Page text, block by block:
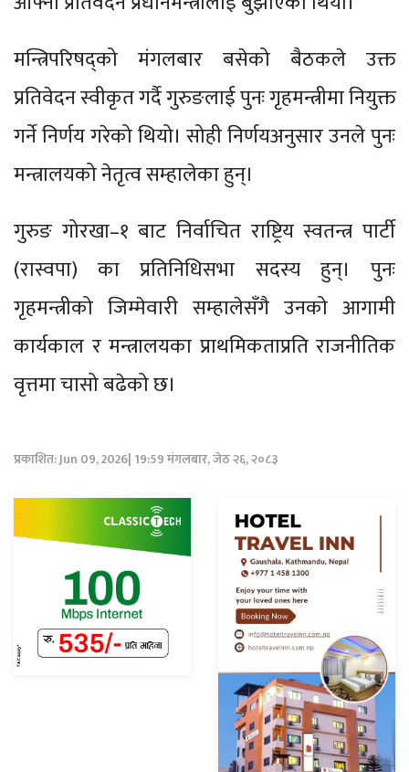
मन्त्रिपरिषद्को मंगलबार बसेको बैठकले उक्त
प्रतिवेदन स्वीकृत गर्दै गुरुङलाई पुनः गृहमन्त्रीमा नियुक्त
गर्ने निर्णय गरेको थियो। सोही निर्णयअनुसार उनले पुनः
मन्त्रालयको नेतृत्व सम्हालेका हुन्।
गुरुङ गोरखा–१ बाट निर्वाचित राष्ट्रिय स्वतन्त्र पार्टी
(रास्वपा) का प्रतिनिधिसभा सदस्य हुन्। पुनः
गृहमन्त्रीको जिम्मेवारी सम्हालेसँगै उनको आगामी
कार्यकाल र मन्त्रालयका प्राथमिकताप्रति राजनीतिक
वृत्तमा चासो बढेको छ।
प्रकाशित: Jun 09, 2026| 19:59 मंगलबार, जेठ २६, २०८३